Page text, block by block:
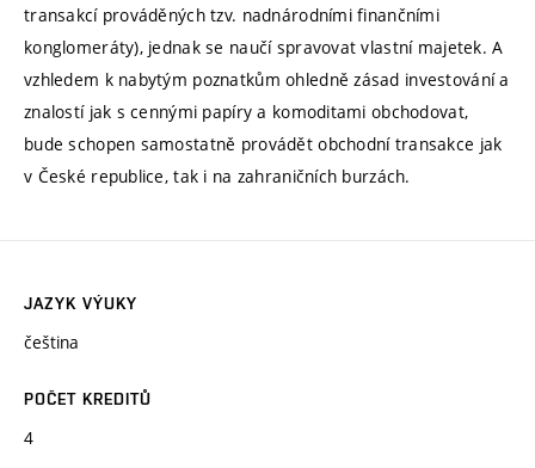
transakcí prováděných tzv. nadnárodními finančními
konglomeráty), jednak se naučí spravovat vlastní majetek. A
vzhledem k nabytým poznatkům ohledně zásad investování a
znalostí jak s cennými papíry a komoditami obchodovat,
bude schopen samostatně provádět obchodní transakce jak
v České republice, tak i na zahraničních burzách.
JAZYK VÝUKY
čeština
POČET KREDITŮ
4